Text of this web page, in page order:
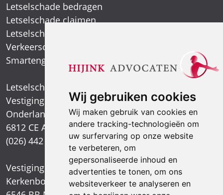
Wij gebruiken cookies
Wij maken gebruik van cookies en
andere tracking-technologieën om
uw surfervaring op onze website
te verbeteren, om
gepersonaliseerde inhoud en
advertenties te tonen, om ons
websiteverkeer te analyseren en
Letselschade bedragen
Letselschade claimen
Letselschade expert
Verkeersongeval
Smartengeld
Letselschadespecialist
Vestiging Arnhem
Onderlangs 1
6812 CE Arnhem
(026) 442 39 13
Vestiging Nijmegen
Kerkenbos 1021